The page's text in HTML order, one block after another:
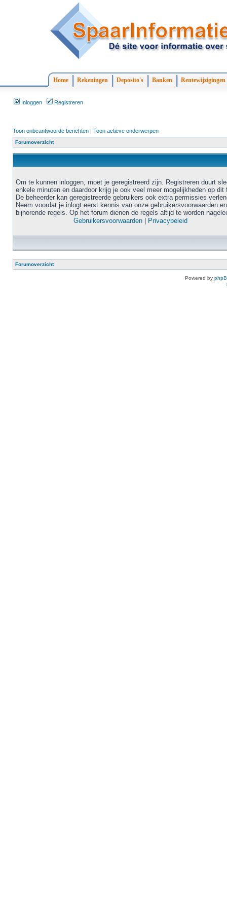
Home Rekeningen Deposito's Banken Rentewijzigingen
Inloggen Registreren
Toon onbeantwoorde berichten | Toon actieve onderwerpen
Forumoverzicht
Om te kunnen inloggen, moet je geregistreerd zijn. Registreren duurt
enkele minuten en daardoor krijg je ook veel meer mogelijkheden op dit
De beheerder kan geregistreerde gebruikers ook extra permissies
Neem voordat je inlogt eerst kennis van onze gebruikersvoorwaarden en
bijhorende regels. Op het forum dienen de regels altijd te worden
Gebruikersvoorwaarden
Privacybeleid
Forumoverzicht
Powered by